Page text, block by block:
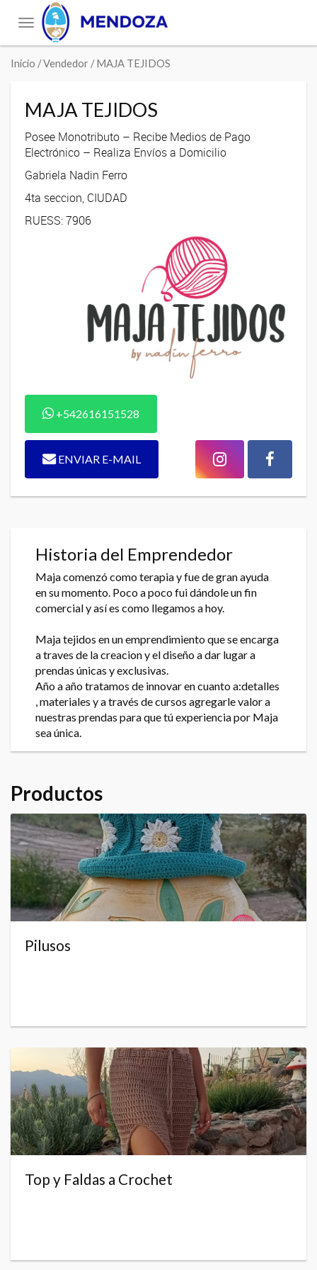
Toggle
navigation
Inicio / Vendedor / MAJA TEJIDOS
MAJA TEJIDOS
Posee Monotributo – Recibe Medios de Pago
Electrónico – Realiza Envíos a Domicilio
Gabriela Nadin Ferro
4ta seccion, CIUDAD
RUESS: 7906
+542616151528
ENVIAR E-MAIL
Historia del Emprendedor
Maja comenzó como terapia y fue de gran ayuda
en su momento. Poco a poco fui dándole un fin
comercial y así es como llegamos a hoy.
Maja tejidos en un emprendimiento que se encarga
a traves de la creacion y el diseño a dar lugar a
prendas únicas y exclusivas.
Año a año tratamos de innovar en cuanto a:detalles
, materiales y a través de cursos agregarle valor a
nuestras prendas para que tú experiencia por Maja
sea única.
Productos
Pilusos
Top y Faldas a Crochet